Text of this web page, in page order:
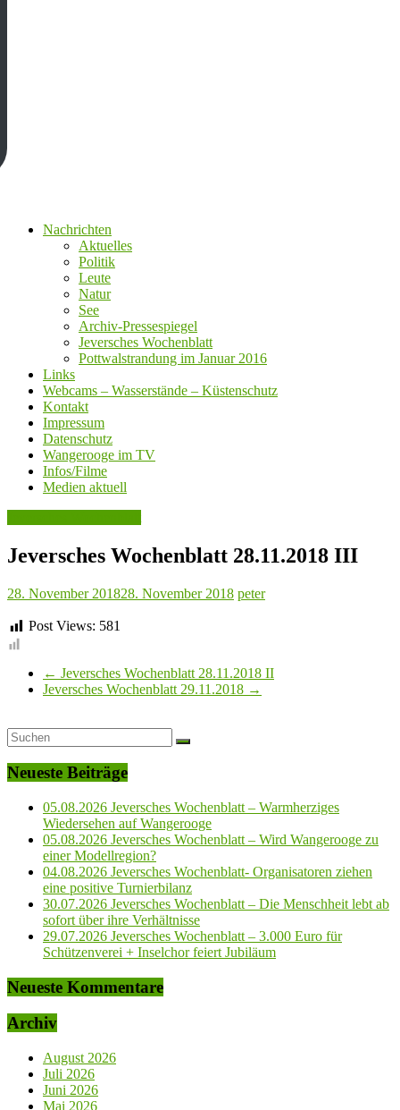
Nachrichten
Aktuelles
Politik
Leute
Natur
See
Archiv-Pressespiegel
Jeversches Wochenblatt
Pottwalstrandung im Januar 2016
Links
Webcams – Wasserstände – Küstenschutz
Kontakt
Impressum
Datenschutz
Wangerooge im TV
Infos/Filme
Medien aktuell
Jeversches Wochenblatt 28.11.2018 III
28. November 201828. November 2018 peter
Post Views: 581
← Jeversches Wochenblatt 28.11.2018 II
Jeversches Wochenblatt 29.11.2018 →
Neueste Beiträge
05.08.2026 Jeversches Wochenblatt – Warmherziges
Wiedersehen auf Wangerooge
05.08.2026 Jeversches Wochenblatt – Wird Wangerooge zu
einer Modellregion?
04.08.2026 Jeversches Wochenblatt- Organisatoren ziehen
eine positive Turnierbilanz
30.07.2026 Jeversches Wochenblatt – Die Menschheit lebt ab
sofort über ihre Verhältnisse
29.07.2026 Jeversches Wochenblatt – 3.000 Euro für
Schützenverei + Inselchor feiert Jubiläum
Neueste Kommentare
Archiv
August 2026
Juli 2026
Juni 2026
Mai 2026